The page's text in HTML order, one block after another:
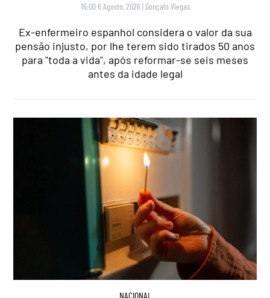
16:00 6 Agosto, 2026 | Gonçalo Viegas
Ex-enfermeiro espanhol considera o valor da sua
pensão injusto, por lhe terem sido tirados 50 anos
para "toda a vida", após reformar-se seis meses
antes da idade legal
NACIONAL